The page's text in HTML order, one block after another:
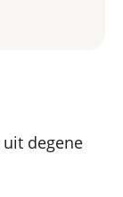
degene